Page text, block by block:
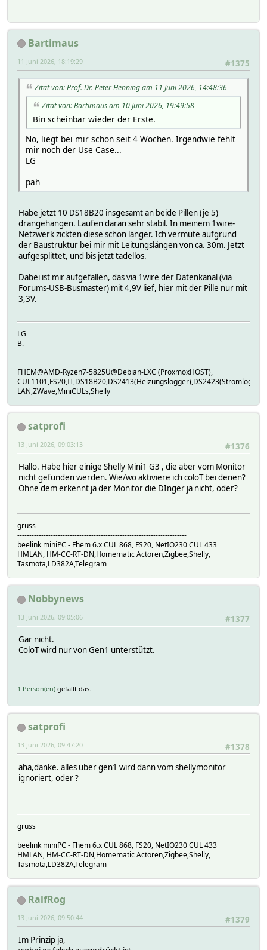
Bartimaus
#1375
11 Juni 2026, 18:19:29
Zitat von: Prof. Dr. Peter Henning am 11 Juni 2026, 14:48:36
Zitat von: Bartimaus am 10 Juni 2026, 19:49:58
Bin scheinbar wieder der Erste.
Nö, liegt bei mir schon seit 4 Wochen. Irgendwie fehlt
mir noch der Use Case...
LG
pah
Habe jetzt 10 DS18B20 insgesamt an beide Pillen (je 5)
drangehangen. Laufen daran sehr stabil. In meinem 1wire-
Netzwerk zickten diese schon länger. Ich vermute aufgrund
der Baustruktur bei mir mit Leitungslängen von ca. 30m. Jetzt
aufgesplittet, und bis jetzt tadellos.
Dabei ist mir aufgefallen, das via 1wire der Datenkanal (via
Forums-USB-Busmaster) mit 4,9V lief, hier mit der Pille nur mit
3,3V.
LG
B.
FHEM@AMD-Ryzen7-5825U@Debian-LXC (ProxmoxHOST),
LAN,ZWave,MiniCULs,Shelly
satprofi
#1376
13 Juni 2026, 09:03:13
Hallo. Habe hier einige Shelly Mini1 G3 , die aber vom Monitor
nicht gefunden werden. Wie/wo aktiviere ich coloT bei denen?
Ohne dem erkennt ja der Monitor die DInger ja nicht, oder?
gruss
-----------------------------------------------------------------------
beelink miniPC - Fhem 6.x CUL 868, FS20, NetIO230 CUL 433
HMLAN, HM-CC-RT-DN,Homematic Actoren,Zigbee,Shelly,
Tasmota,LD382A,Telegram
Nobbynews
#1377
13 Juni 2026, 09:05:06
Gar nicht.
ColoT wird nur von Gen1 unterstützt.
1 Person(en) gefällt das.
satprofi
#1378
13 Juni 2026, 09:47:20
aha,danke. alles über gen1 wird dann vom shellymonitor
ignoriert, oder ?
gruss
-----------------------------------------------------------------------
beelink miniPC - Fhem 6.x CUL 868, FS20, NetIO230 CUL 433
HMLAN, HM-CC-RT-DN,Homematic Actoren,Zigbee,Shelly,
Tasmota,LD382A,Telegram
RalfRog
#1379
13 Juni 2026, 09:50:44
Im Prinzip ja,